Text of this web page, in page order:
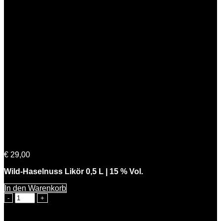
€ 29,00
Wild-Haselnuss Likör 0,5 L | 15 % Vol.
In den Warenkorb
Knackiger
Karl